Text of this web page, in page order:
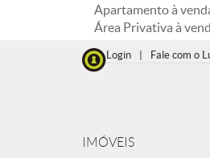
Apartamento à
Área Privativa à
Login Fale com o
IMÓVEIS